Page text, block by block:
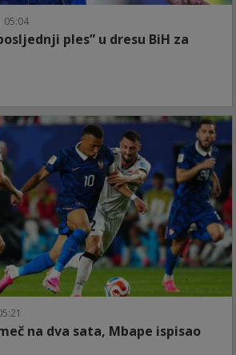
05:04
ples” u dresu BiH za
na dva sata, Mbape ispisao